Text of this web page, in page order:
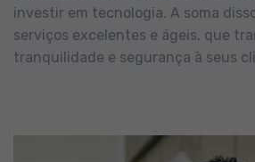
investir em tecnologia. A soma
serviços excelentes e ágeis, que
tranquilidade e segurança à seus